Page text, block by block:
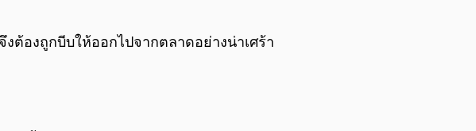
ต้องถูกบีบให้ออกไปจากตลาดอย่างน่าเศร้า